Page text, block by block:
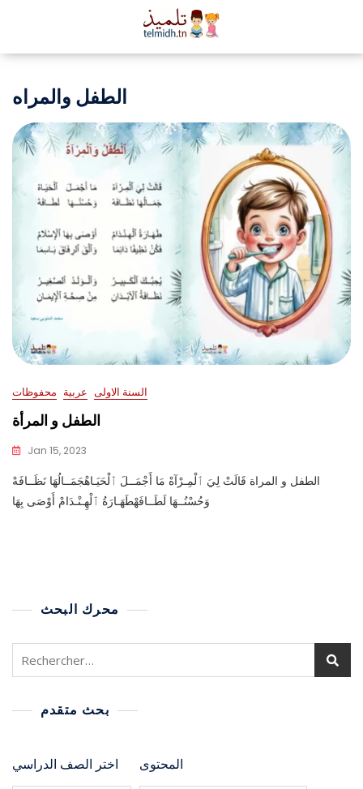
الطفل والمراه
السنة الاولى عربية محفوظات
الطفل و المرأة
Jan 15, 2023
الطفل و المراة قَالَتْ لِيَ ٱلْمِـرْآهْ مَا أَجْمَــلَ ٱلْحَيَـاهْجَمَــالُهَا نَظَــافَهْ
وَحُسْنُــهَا لَطَــافَهْطَهَـارَةُ ٱلْهِـنْـدَامْ أَوْصَى بِهَا
محرك البحث
بحث متقدم
اختر الصف الدراسي المحتوى